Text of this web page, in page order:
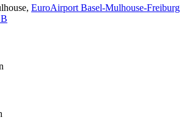
EuroAirport Basel-Mulhouse-Freiburg